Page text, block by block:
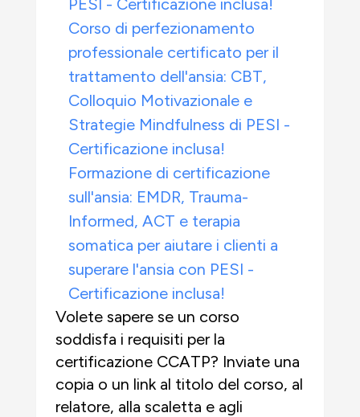
PESI - Certificazione inclusa!
Corso di perfezionamento
professionale certificato per il
trattamento dell'ansia: CBT,
Colloquio Motivazionale e
Strategie Mindfulness di PESI -
Certificazione inclusa!
Formazione di certificazione
sull'ansia: EMDR, Trauma-
Informed, ACT e terapia
somatica per aiutare i clienti a
superare l'ansia con PESI -
Certificazione inclusa!
Volete sapere se un corso
soddisfa i requisiti per la
certificazione CCATP? Inviate una
copia o un link al titolo del corso, al
relatore, alla scaletta e agli